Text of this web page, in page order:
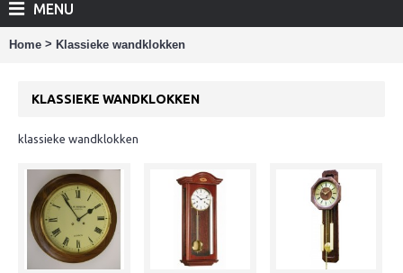
MENU
Home > Klassieke wandklokken
KLASSIEKE WANDKLOKKEN
klassieke wandklokken